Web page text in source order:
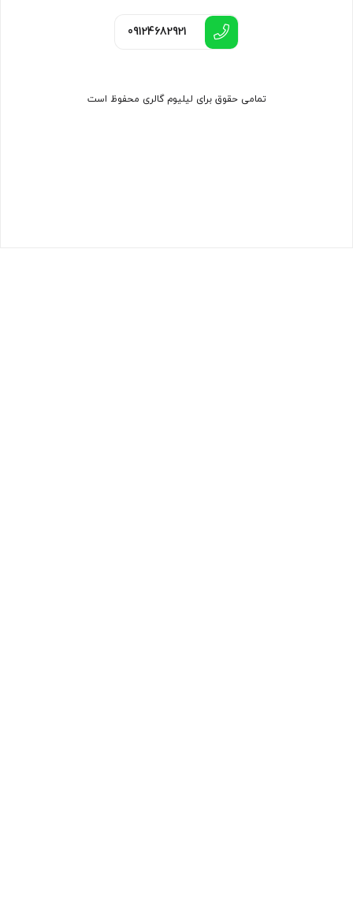
09124682921
تمامی حقوق برای لیلیوم گالری محفوظ است